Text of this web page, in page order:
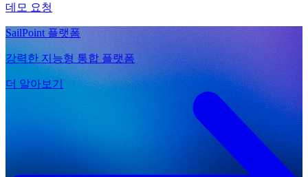
데모 요청
SailPoint 플랫폼
강력한 지능형 통합 플랫폼
더 알아보기